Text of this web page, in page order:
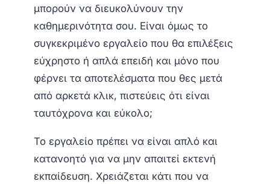
μπορούν να διευκολύνουν την
καθημερινότητα σου. Είναι όμως το
συγκεκριμένο εργαλείο που θα επιλέξεις
εύχρηστο ή απλά επειδή και μόνο που
φέρνει τα αποτελέσματα που θες μετά
από αρκετά κλικ, πιστεύεις ότι είναι
ταυτόχρονα και εύκολο;
Το εργαλείο πρέπει να είναι απλό και
κατανοητό για να μην απαιτεί εκτενή
εκπαίδευση. Χρειάζεται κάτι που να